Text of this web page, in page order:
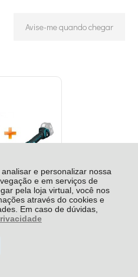
e personalizar nossa
e em serviços de
pela loja virtual, você nos
através do cookies e
Em caso de dúvidas,
Avise-me quando chegar
+
Bateria 18v